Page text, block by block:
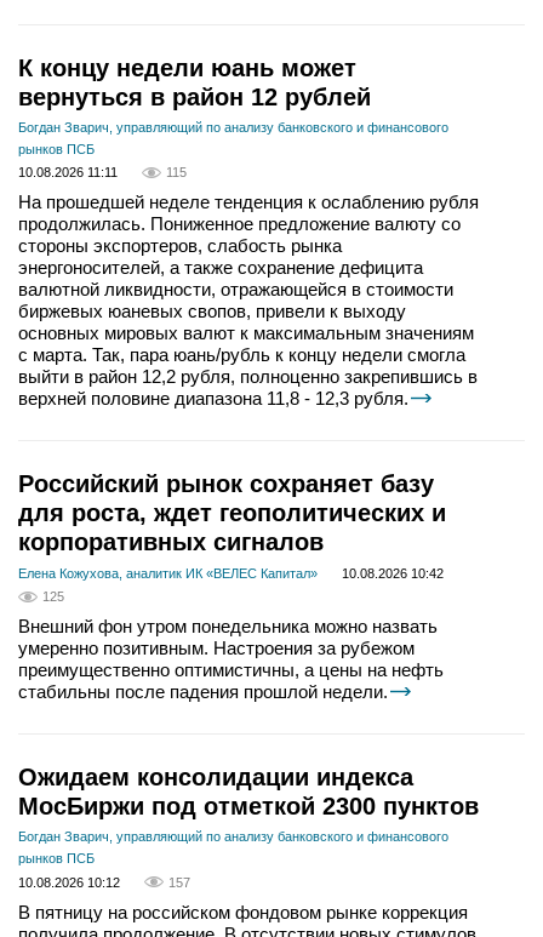
К концу недели юань может
вернуться в район 12 рублей
Богдан Зварич, управляющий по анализу банковского и финансового
рынков ПСБ
10.08.2026 11:11
115
На прошедшей неделе тенденция к ослаблению рубля
продолжилась. Пониженное предложение валюту со
стороны экспортеров, слабость рынка
энергоносителей, а также сохранение дефицита
валютной ликвидности, отражающейся в стоимости
биржевых юаневых свопов, привели к выходу
основных мировых валют к максимальным значениям
с марта. Так, пара юань/рубль к концу недели смогла
выйти в район 12,2 рубля, полноценно закрепившись в
верхней половине диапазона 11,8 - 12,3 рубля.
Российский рынок сохраняет базу
для роста, ждет геополитических и
корпоративных сигналов
Елена Кожухова, аналитик ИК «ВЕЛЕС Капитал»
10.08.2026 10:42
125
Внешний фон утром понедельника можно назвать
умеренно позитивным. Настроения за рубежом
преимущественно оптимистичны, а цены на нефть
стабильны после падения прошлой недели.
Ожидаем консолидации индекса
МосБиржи под отметкой 2300 пунктов
Богдан Зварич, управляющий по анализу банковского и финансового
рынков ПСБ
10.08.2026 10:12
157
В пятницу на российском фондовом рынке коррекция